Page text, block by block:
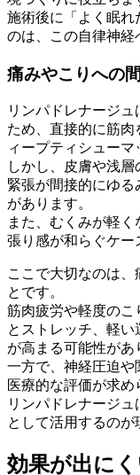
施術後に「よく眠れ
のは、この自律神経
痛みやこりへの
リンパドレナージ
ため、直接的に筋
ィープティシューマ
しかし、皮膚や浅
緊張が間接的にゆる
があります。
また、むくみが軽
張り感が和らぐケー
ここで大切なのは
とです。
筋肉疲労や軽度のこ
とストレッチ、軽
が高まる可能性があ
一方で、神経圧迫や
医療的な評価が求め
リンパドレナージ
として活用するのが
効果が出に